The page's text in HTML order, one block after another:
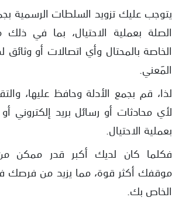
يتوجب عليك تزويد السلطات الرسمية
الصلة بعملية الاحتيال، بما في ذلك
المَعني.
لذا، قم بجمع الأدلة وحافظ عليها،
لأي محادثات أو رسائل بريد إلكتروني
بعملية الاحتيال.
فكلما كان لديك أكبر قدر ممكن
الخاص بك.